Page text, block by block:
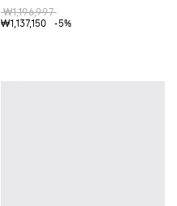
₩1,196,997
₩1,137,150
-5%